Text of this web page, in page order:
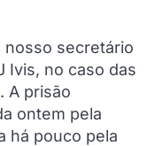
nosso secretário
Ivis, no caso das
A prisão
ontem pela
há pouco pela